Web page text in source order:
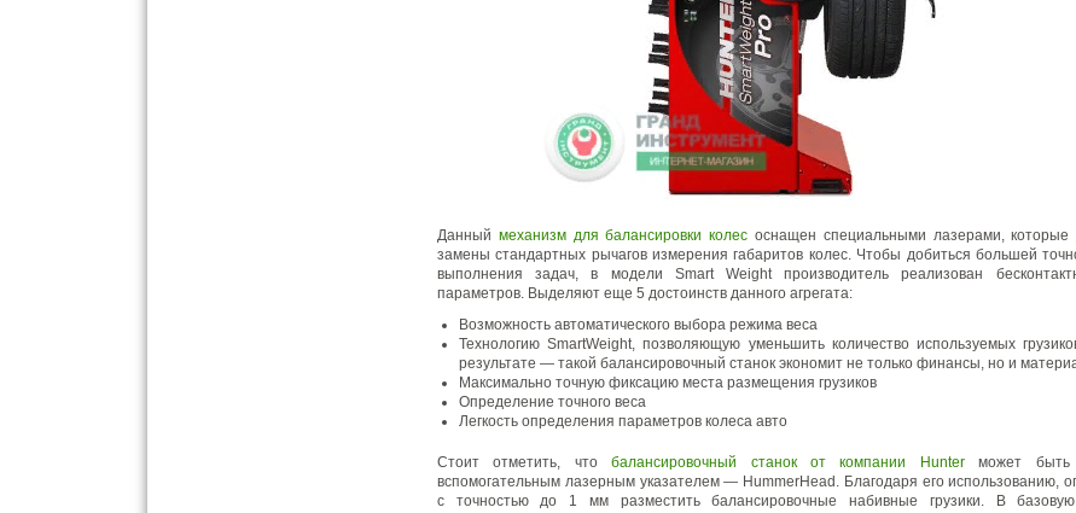
Данный механизм для балансировки колес оснащен специальными лазерами, которые
замены стандартных рычагов измерения габаритов колес. Чтобы добиться большей
выполнения задач, в модели Smart Weight производитель реализован
параметров. Выделяют еще 5 достоинств данного агрегата:
Возможность автоматического выбора режима веса
Технологию SmartWeight, позволяющую уменьшить количество используемых
результате — такой балансировочный станок экономит не только финансы, но и
Максимально точную фиксацию места размещения грузиков
Определение точного веса
Легкость определения параметров колеса авто
Стоит отметить, чтобалансировочный станок от компании Hunterможет быть
вспомогательным лазерным указателем — HummerHead. Благодаря его использованию,
с точностью до 1 мм разместить балансировочные набивные грузики. В базовую